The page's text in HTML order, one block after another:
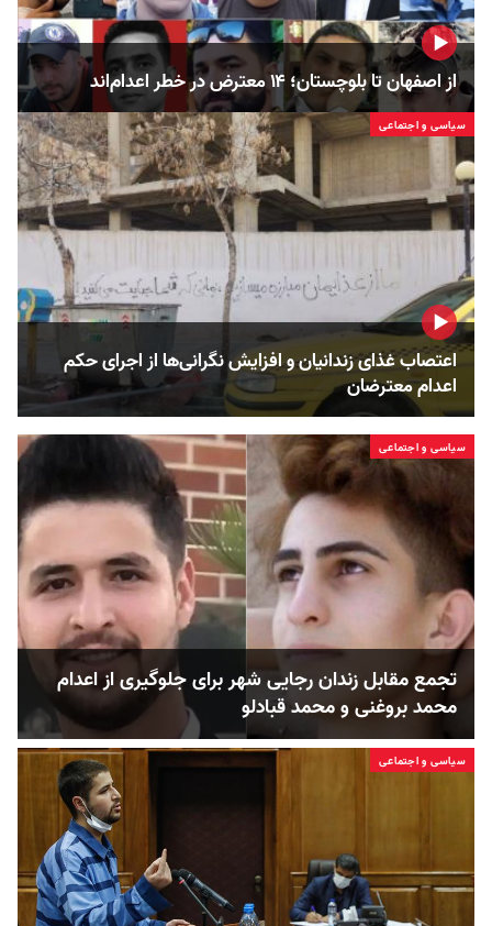
از اصفهان تا بلوچستان؛ ۱۴ معترض در خطر اعدام‌اند
سیاسی و اجتماعی
اعتصاب غذای زندانیان و افزایش نگرانی‌ها از اجرای حکم
اعدام معترضان
سیاسی و اجتماعی
تجمع مقابل زندان رجایی شهر برای جلوگیری از اعدام
محمد بروغنی و محمد قبادلو
سیاسی و اجتماعی